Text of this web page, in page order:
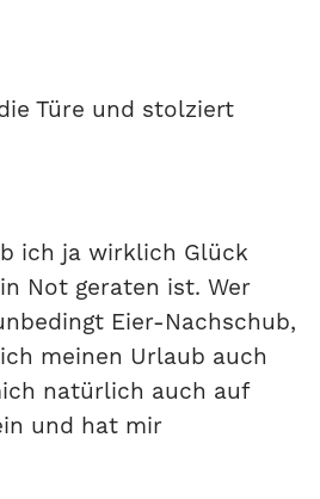
Türe und stolziert
ich ja wirklich Glück
Not geraten ist. Wer
Eier-Nachschub,
meinen Urlaub auch
natürlich auch auf
und hat mir